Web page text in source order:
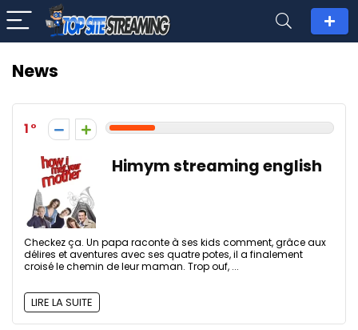
News
1
Himym streaming english
Checkez ça. Un papa raconte à ses kids comment, grâce aux
délires et aventures avec ses quatre potes, il a finalement
croisé le chemin de leur maman. Trop ouf, ...
LIRE LA SUITE